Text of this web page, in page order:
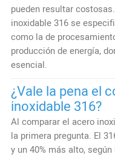
pueden resultar
inoxidable 316 se
como la de
producción de energía,
esencial.
¿Vale la pena el
inoxidable 316?
Al comparar el acero
la primera pregunta. El
y un 40% más alto,